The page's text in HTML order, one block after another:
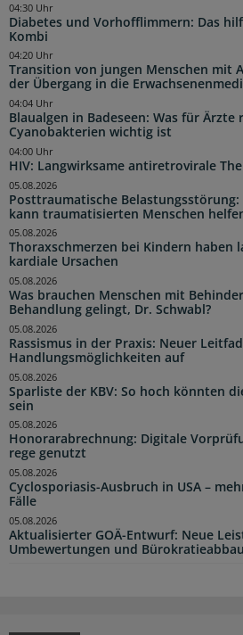
Diabetes und Vorhofflimmern: Das
Kombi
04:30 Uhr
Transition von jungen Menschen mit
der Übergang in die
04:20 Uhr
Blaualgen in Badeseen: Was für Ärzte
Cyanobakterien wichtig ist
04:04 Uhr
HIV: Langwirksame antiretrovirale
04:00 Uhr
Posttraumatische
kann traumatisierten Menschen
05.08.2026
Thoraxschmerzen bei Kindern haben
kardiale Ursachen
05.08.2026
Was brauchen Menschen mit
Behandlung gelingt, Dr. Schwabl?
05.08.2026
Rassismus in der Praxis: Neuer
Handlungsmöglichkeiten auf
05.08.2026
Sparliste der KBV: So hoch könnten
sein
05.08.2026
Honorarabrechnung: Digitale
rege genutzt
05.08.2026
Cyclosporiasis-Ausbruch in USA –
Fälle
05.08.2026
Aktualisierter GOÄ-Entwurf: Neue
Umbewertungen und Bürokratieabbau
05.08.2026